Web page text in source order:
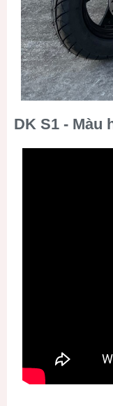
DK S1 - Màu